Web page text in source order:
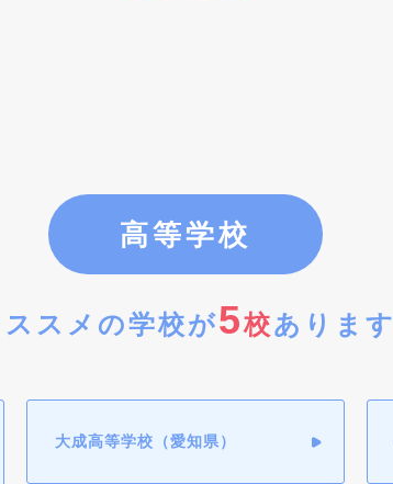
高等学校
ススメの学校が5校あります
大成高等学校（愛知県）